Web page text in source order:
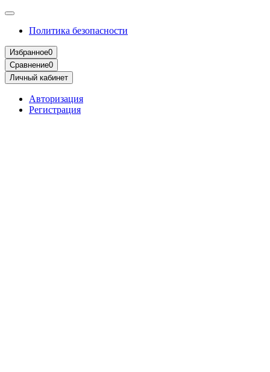
Политика безопасности
Избранное0
Сравнение0
Личный кабинет
Авторизация
Регистрация